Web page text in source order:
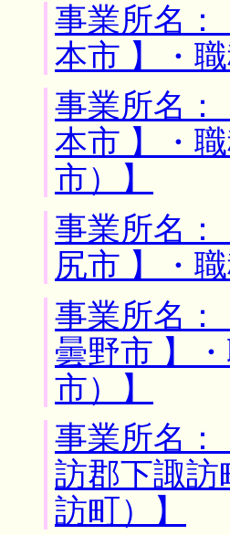
事業所名
本市 】・
事業所名
本市 】・
市）】
事業所名
尻市 】・
事業所名
曇野市 】
市）】
事業所名
訪郡下諏訪
訪町）】